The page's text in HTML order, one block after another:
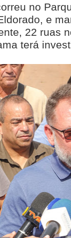
no
e
22 ruas
terá